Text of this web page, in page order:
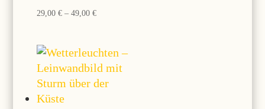
29,00€ –49,00€Preisspanne:
49,00 €